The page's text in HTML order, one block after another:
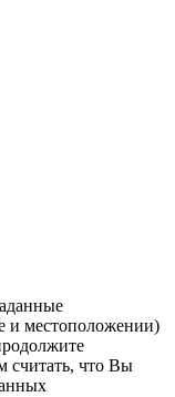
и местоположении)
считать, что Вы